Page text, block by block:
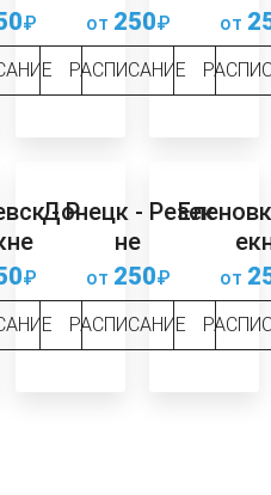
₽ от 250₽
РАСПИСАНИЕ
от
- Р
₽
Донецк - Резек
не
от 250₽
РАСПИСАНИЕ
от